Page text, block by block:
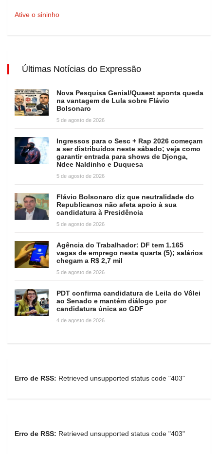
Ative o sininho
Últimas Notícias do Expressão
Nova Pesquisa Genial/Quaest aponta queda
na vantagem de Lula sobre Flávio
Bolsonaro
5 de agosto de 2026
Ingressos para o Sesc + Rap 2026 começam
a ser distribuídos neste sábado; veja como
garantir entrada para shows de Djonga,
Ndee Naldinho e Duquesa
5 de agosto de 2026
Flávio Bolsonaro diz que neutralidade do
Republicanos não afeta apoio à sua
candidatura à Presidência
5 de agosto de 2026
Agência do Trabalhador: DF tem 1.165
vagas de emprego nesta quarta (5); salários
chegam a R$ 2,7 mil
5 de agosto de 2026
PDT confirma candidatura de Leila do Vôlei
ao Senado e mantém diálogo por
candidatura única ao GDF
4 de agosto de 2026
Erro de RSS: Retrieved unsupported status code "403"
Erro de RSS: Retrieved unsupported status code "403"